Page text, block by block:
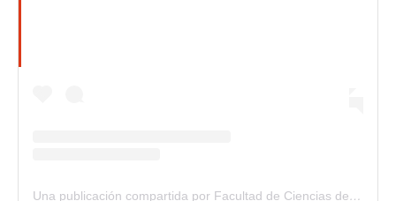
Una publicación compartida por Facultad de Ciencias de la Universidad de Chile (@cienciasuchile)